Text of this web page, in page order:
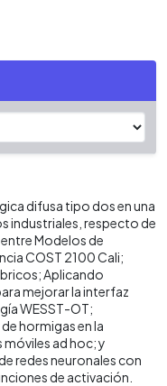
difusa tipo dos en una
industriales, respecto de
Modelos de
COST 2100 Cali;
Aplicando
mejorar la interfaz
WESST-OT;
hormigas en la
ad hoc; y
redes neuronales con
de activación.